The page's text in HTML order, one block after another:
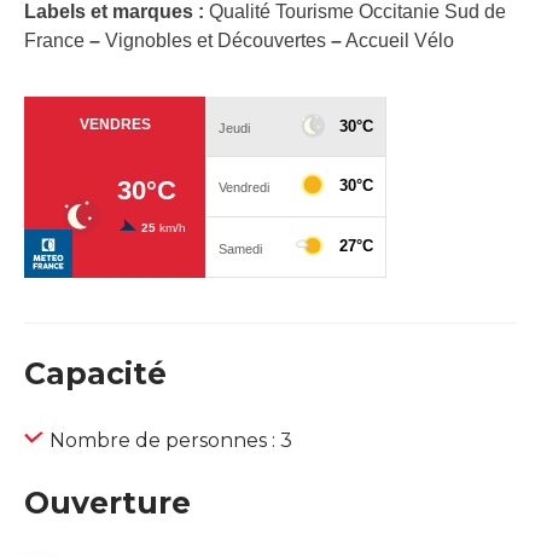
Labels et marques : Qualité Tourisme Occitanie Sud de
France – Vignobles et Découvertes –Accueil Vélo
Capacité
Nombre de personnes : 3
Ouverture